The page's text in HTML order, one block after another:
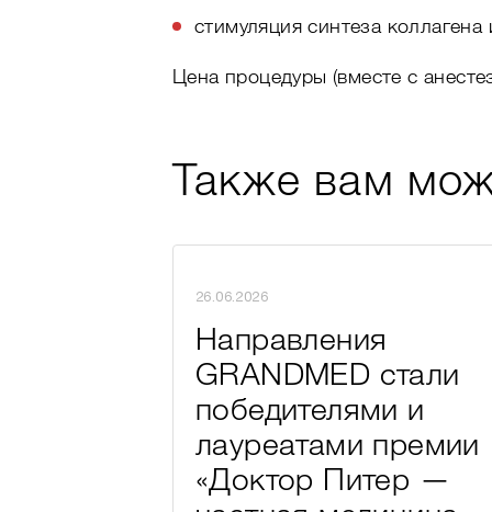
стимуляция синтеза коллагена
Цена процедуры (вместе с
Также вам
26.06.2026
Направления
GRANDMED стали
победителями и
лауреатами премии
«Доктор Питер —